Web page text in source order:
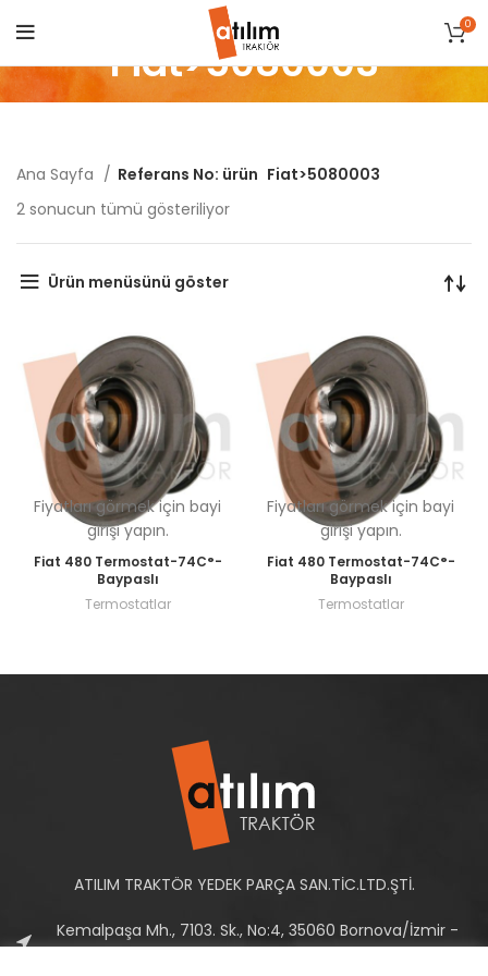
0
Fiat>5080003
Ana Sayfa Referans No: ürün Fiat>5080003
2 sonucun tümü gösteriliyorPopülerliğe
Ürün menüsünü göster
Fiyatları görmek için bayi
girişi yapın.
Fiat 480 Termostat-74C°-
Baypaslı
Termostatlar
Fiyatları görmek için bayi
girişi yapın.
Fiat 480 Termostat-74C°-
Baypaslı
Termostatlar
ATILIM TRAKTÖR YEDEK PARÇA SAN.TİC.LTD.ŞTİ.
Kemalpaşa Mh., 7103. Sk., No:4, 35060 Bornova/İzmir -